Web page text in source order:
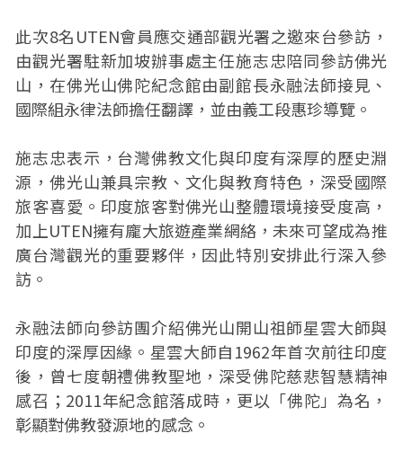
此次8名UTEN會員應交通部觀光署之邀來台參訪，
由觀光署駐新加坡辦事處主任施志忠陪同參訪佛光
山，在佛光山佛陀紀念館由副館長永融法師接見、
國際組永律法師擔任翻譯，並由義工段惠珍導覽。
施志忠表示，台灣佛教文化與印度有深厚的歷史淵
源，佛光山兼具宗教、文化與教育特色，深受國際
旅客喜愛。印度旅客對佛光山整體環境接受度高，
加上UTEN擁有龐大旅遊產業網絡，未來可望成為推
廣台灣觀光的重要夥伴，因此特別安排此行深入參
訪。
永融法師向參訪團介紹佛光山開山祖師星雲大師與
印度的深厚因緣。星雲大師自1962年首次前往印度
後，曾七度朝禮佛教聖地，深受佛陀慈悲智慧精神
感召；2011年紀念館落成時，更以「佛陀」為名，
彰顯對佛教發源地的感念。